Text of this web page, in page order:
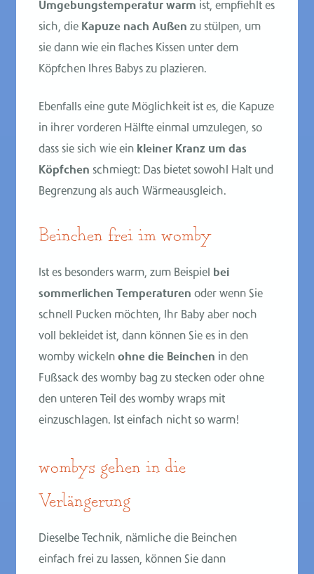
Umgebungstemperatur warm ist, empfiehlt es
sich, die Kapuze nach Außen zu stülpen, um
sie dann wie ein flaches Kissen unter dem
Köpfchen Ihres Babys zu plazieren.
Ebenfalls eine gute Möglichkeit ist es, die Kapuze
in ihrer vorderen Hälfte einmal umzulegen, so
dass sie sich wie ein kleiner Kranz um das
Köpfchen schmiegt: Das bietet sowohl Halt und
Begrenzung als auch Wärmeausgleich.
Beinchen frei im womby
Ist es besonders warm, zum Beispiel bei
sommerlichen Temperaturen oder wenn Sie
schnell Pucken möchten, Ihr Baby aber noch
voll bekleidet ist, dann können Sie es in den
womby wickeln ohne die Beinchen in den
Fußsack des womby bag zu stecken oder ohne
den unteren Teil des womby wraps mit
einzuschlagen. Ist einfach nicht so warm!
wombys gehen in die
Verlängerung
Dieselbe Technik, nämliche die Beinchen
einfach frei zu lassen, können Sie dann